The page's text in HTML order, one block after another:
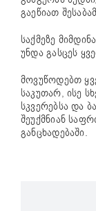
გაეწიათ
საქმეზე
უნდა გასცეს
მოვუწოდებთ
საკუთარ, ისე
სკვერებსა და
შეუქმნიან
განცხადებაში.